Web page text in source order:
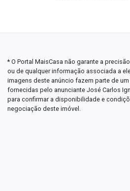
* O Portal MaisCasa não garante a
ou de qualquer informação associada a
imagens deste anúncio fazem parte de
fornecidas pelo anunciante José Carlos
para confirmar a disponibilidade e
negociação deste imóvel.